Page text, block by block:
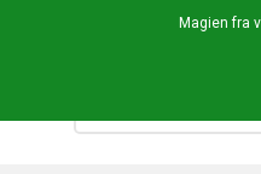
Magien fra